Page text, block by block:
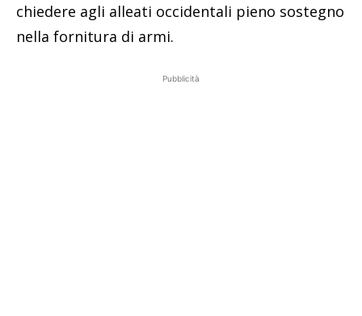
chiedere agli alleati occidentali pieno sostegno
nella fornitura di armi.
Pubblicità